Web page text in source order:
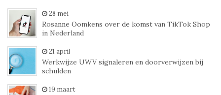
28 mei
Rosanne Oomkens over de komst van TikTok Shop
in Nederland
21 april
Werkwijze UWV signaleren en doorverwijzen bij
schulden
19 maart